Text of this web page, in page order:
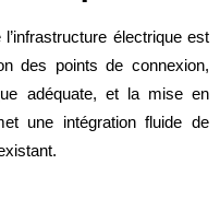
électrique est
des points de connexion,
adéquate, et la mise en
une intégration fluide de